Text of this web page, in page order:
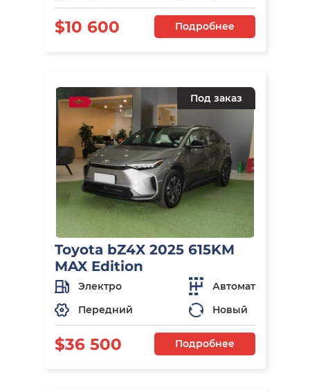
$10 600 Подробнее
Под заказ
Toyota bZ4X 2025 615KM
MAX Edition
Электро
Автомат
Передний
Новый
$36 500 Подробнее